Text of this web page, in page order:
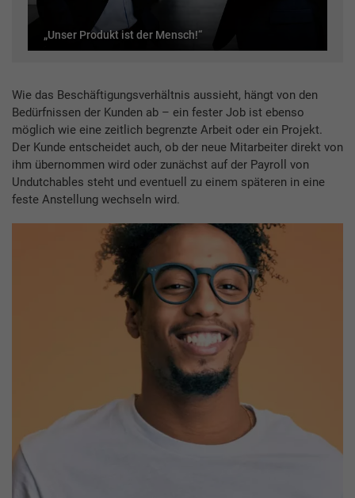
„Unser Produkt ist der Mensch!“
Wie das Beschäftigungsverhältnis aussieht, hängt von den
Bedürfnissen der Kunden ab – ein fester Job ist ebenso
möglich wie eine zeitlich begrenzte Arbeit oder ein Projekt.
Der Kunde entscheidet auch, ob der neue Mitarbeiter direkt von
ihm übernommen wird oder zunächst auf der Payroll von
Undutchables steht und eventuell zu einem späteren in eine
feste Anstellung wechseln wird.